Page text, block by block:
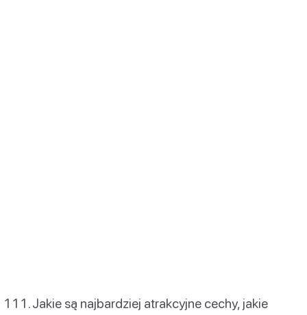
Jakie są najbardziej atrakcyjne cechy, jakie